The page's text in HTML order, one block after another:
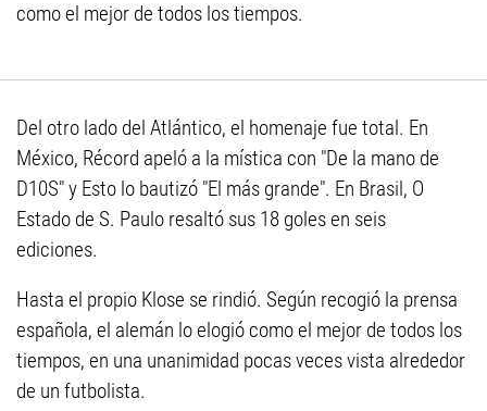
como el mejor de todos los tiempos.
Del otro lado del Atlántico, el homenaje fue total. En
México, Récord apeló a la mística con "De la mano de
D10S" y Esto lo bautizó "El más grande". En Brasil, O
Estado de S. Paulo resaltó sus 18 goles en seis
ediciones.
Hasta el propio Klose se rindió. Según recogió la prensa
española, el alemán lo elogió como el mejor de todos los
tiempos, en una unanimidad pocas veces vista alrededor
de un futbolista.